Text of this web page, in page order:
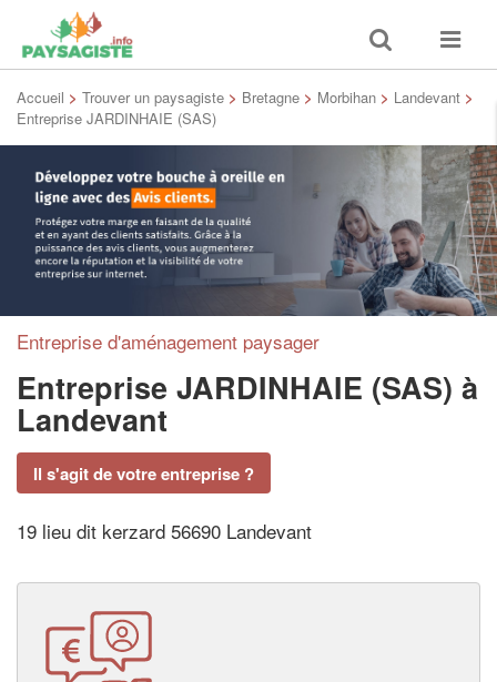
Toggle
search
Toggle
Accueil > Trouver un paysagiste > Bretagne > Morbihan > Landevant >
Entreprise JARDINHAIE (SAS)
Entreprise d'aménagement paysager
Entreprise JARDINHAIE (SAS) à
Landevant
Il s'agit de votre entreprise ?
19 lieu dit kerzard 56690 Landevant